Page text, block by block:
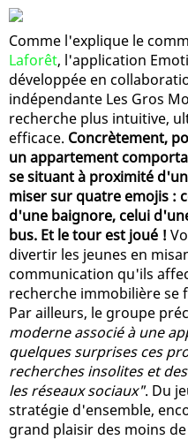
Comme l'explique le
Laforêt, l'application
développée en
indépendante Les Gros
recherche plus intuitive,
efficace. Concrètement,
un appartement
se situant à proximité
miser sur quatre emojis :
d'une baignore, celui
bus. Et le tour est joué !
divertir les jeunes en
communication qu'ils
recherche immobilière se
Par ailleurs, le groupe
moderne associé à une
quelques surprises ces
recherches insolites et
les réseaux sociaux". Du
stratégie d'ensemble,
grand plaisir des moins